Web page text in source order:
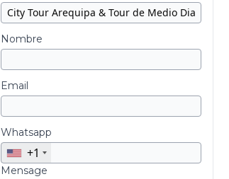
Nombre
Email
Whatsapp
+1
Mensage